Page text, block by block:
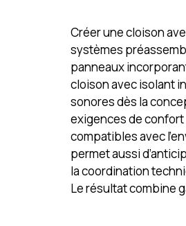
Créer une cloison
systèmes
panneaux
cloison avec isolant
sonores dès la
exigences de
compatibles avec
permet aussi
la coordination
Le résultat combine